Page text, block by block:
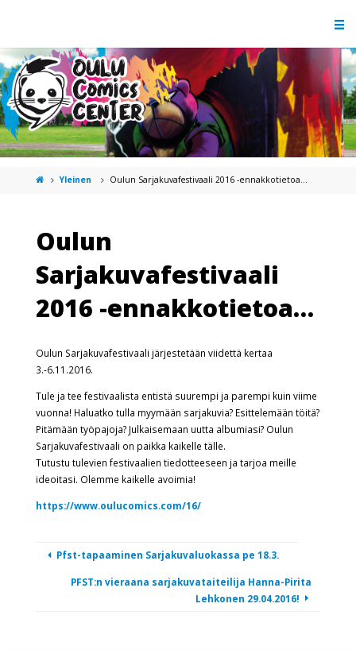
Yleinen Oulun Sarjakuvafestivaali 2016 -ennakkotietoa…
Oulun
Sarjakuvafestivaali
2016 -ennakkotietoa…
Oulun Sarjakuvafestivaali järjestetään viidettä kertaa
3.-6.11.2016.
Tule ja tee festivaalista entistä suurempi ja parempi kuin viime
vuonna! Haluatko tulla myymään sarjakuvia? Esittelemään töitä?
Pitämään työpajoja? Julkaisemaan uutta albumiasi? Oulun
Sarjakuvafestivaali on paikka kaikelle tälle.
Tutustu tulevien festivaalien tiedotteeseen ja tarjoa meille
ideoitasi. Olemme kaikelle avoimia!
https://www.oulucomics.com/16/
Pfst-tapaaminen Sarjakuvaluokassa pe 18.3.
PFST:n vieraana sarjakuvataiteilija Hanna-Pirita
Lehkonen 29.04.2016!